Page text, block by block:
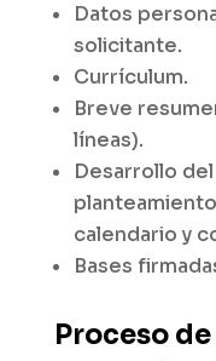
Datos
solicitante.
Currículum.
Breve
líneas).
Desarrollo
calendario y
Bases
Proceso